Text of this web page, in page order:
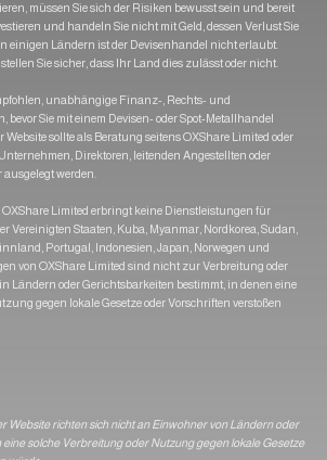
müssen Sie sich der Risiken bewusst sein und bereit
und handeln Sie nicht mit Geld, dessen Verlust Sie
einigen Ländern ist der Devisenhandel nicht erlaubt.
Sie sicher, dass Ihr Land dies zulässt oder nicht.
unabhängige Finanz-, Rechts- und
Sie mit einem Devisen- oder Spot-Metallhandel
sollte als Beratung seitens OXShare Limited oder
Direktoren, leitenden Angestellten oder
werden.
Limited erbringt keine Dienstleistungen für
Vereinigten Staaten, Kuba, Myanmar, Nordkorea, Sudan,
Portugal, Indonesien, Japan, Norwegen und
von OXShare Limited sind nicht zur Verbreitung oder
Ländern oder Gerichtsbarkeiten bestimmt, in denen eine
gegen lokale Gesetze oder Vorschriften verstoßen
Website richten sich nicht an Einwohner von Ländern oder
solche Verbreitung oder Nutzung gegen lokale Gesetze